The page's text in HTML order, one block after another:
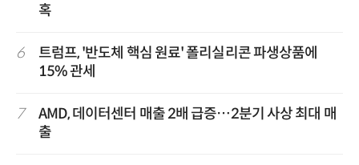
혹
6
트럼프, '반도체 핵심 원료' 폴리실리콘 파생상품에
15% 관세
7
AMD, 데이터센터 매출 2배 급증…2분기 사상 최대 매
출